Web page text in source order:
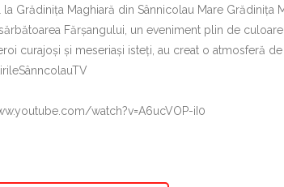
la Grădinița Maghiară din Sânnicolau Mare Grădinița
Fărșangului, un eveniment plin de
curajoși și meseriași isteți, au creat o atmosferă
watch?v=A6ucVOP-iI0